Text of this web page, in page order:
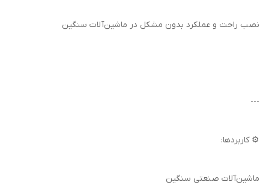
نصب راحت و عملکرد بدون مشکل در ماشین‌آلات سنگین
---
⚙️ کاربردها:
ماشین‌آلات صنعتی سنگین